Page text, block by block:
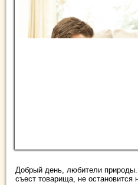
Добрый день, любители
съест товарища, не остановится